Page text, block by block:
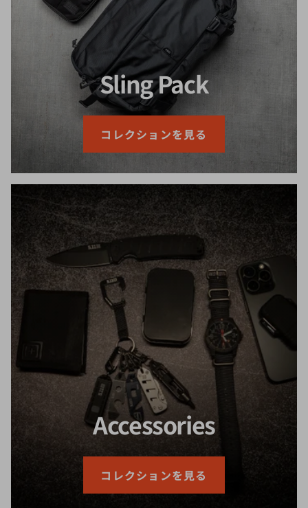
Sling Pack
コレクションを見る
Accessories
コレクションを見る